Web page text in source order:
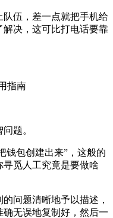
伍，差一点就把手机给
决，这可比打电话要靠
题。
钱包创建出来”，这般的
觅人工究竟是要做啥
问题清晰地予以描述，
无误地复制好，然后一